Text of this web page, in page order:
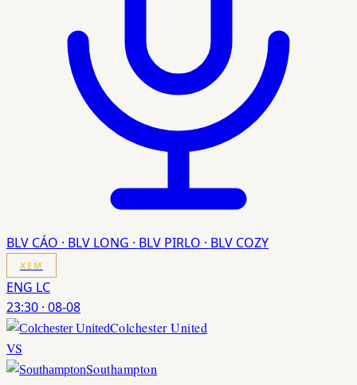
BLV CÁO · BLV LONG · BLV PIRLO · BLV COZY
XEM
ENG LC
23:30 · 08-08
Colchester United
VS
Southampton